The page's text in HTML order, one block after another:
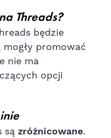
Threads?
będzie
promować
nie ma
opcji
są zróżnicowane.